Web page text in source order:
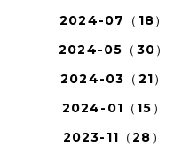
2024-07（18）
2024-05（30）
2024-03（21）
2024-01（15）
2023-11（28）